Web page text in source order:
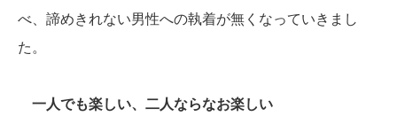
べ、諦めきれない男性への執着が無くなっていきまし
た。
一人でも楽しい、二人ならなお楽しい